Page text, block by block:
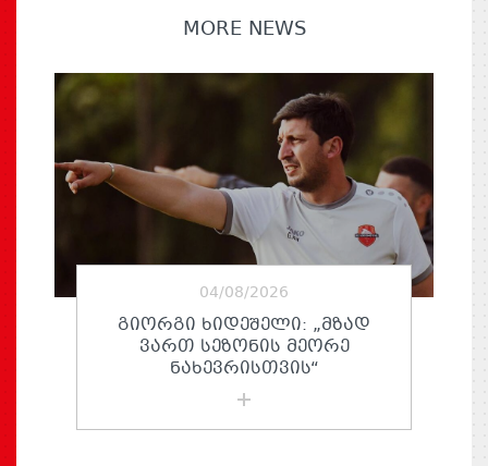
MORE NEWS
04/08/2026
ᲒᲘᲝᲠᲒᲘ ᲮᲘᲓᲔᲨᲔᲚᲘ: „ᲛᲖᲐᲓ
ᲕᲐᲠᲗ ᲡᲔᲖᲝᲜᲘᲡ ᲛᲔᲝᲠᲔ
ᲜᲐᲮᲔᲕᲠᲘᲡᲗᲕᲘᲡ“